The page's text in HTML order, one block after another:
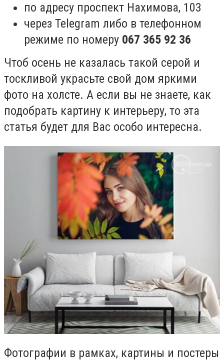
по адресу проспект Нахимова, 103
через Telegram либо в телефонном
режиме по номеру 067 365 92 36
Чтоб осень не казалась такой серой и
тоскливой украсьте свой дом яркими
фото на холсте. А если вы не знаете, как
подобрать картину к интерьеру, то эта
статья будет для Вас особо интересна.
Фотографии в рамках, картины и постеры